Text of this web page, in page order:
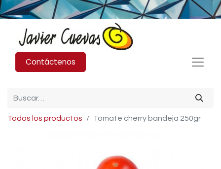
Contáctenos
Todos los productos Tomate cherry bandeja 250gr